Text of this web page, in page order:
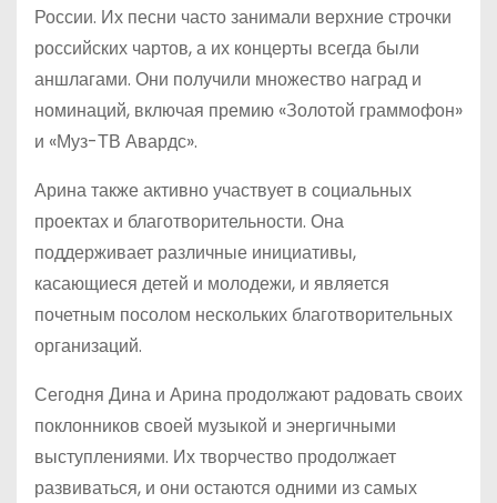
России. Их песни часто занимали верхние строчки
российских чартов, а их концерты всегда были
аншлагами. Они получили множество наград и
номинаций, включая премию «Золотой граммофон»
и «Муз-ТВ Авардс».
Арина также активно участвует в социальных
проектах и благотворительности. Она
поддерживает различные инициативы,
касающиеся детей и молодежи, и является
почетным посолом нескольких благотворительных
организаций.
Сегодня Дина и Арина продолжают радовать своих
поклонников своей музыкой и энергичными
выступлениями. Их творчество продолжает
развиваться, и они остаются одними из самых